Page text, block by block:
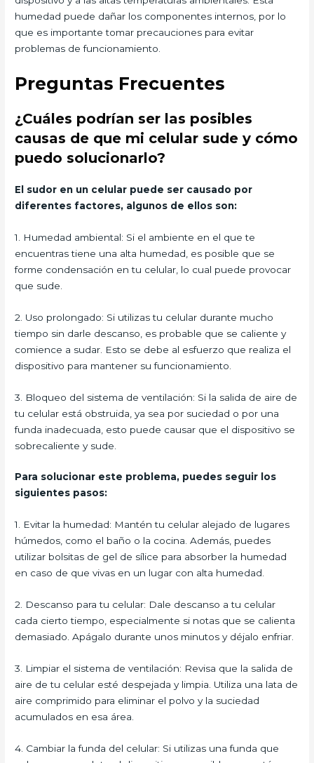
humedad puede dañar los componentes internos, por lo
que es importante tomar precauciones para evitar
problemas de funcionamiento.
Preguntas Frecuentes
¿Cuáles podrían ser las posibles
causas de que mi celular sude y cómo
puedo solucionarlo?
El sudor en un celular puede ser causado por
diferentes factores, algunos de ellos son:
1. Humedad ambiental: Si el ambiente en el que te
encuentras tiene una alta humedad, es posible que se
forme condensación en tu celular, lo cual puede provocar
que sude.
2. Uso prolongado: Si utilizas tu celular durante mucho
tiempo sin darle descanso, es probable que se caliente y
comience a sudar. Esto se debe al esfuerzo que realiza el
dispositivo para mantener su funcionamiento.
3. Bloqueo del sistema de ventilación: Si la salida de aire de
tu celular está obstruida, ya sea por suciedad o por una
funda inadecuada, esto puede causar que el dispositivo se
sobrecaliente y sude.
Para solucionar este problema, puedes seguir los
siguientes pasos:
1. Evitar la humedad: Mantén tu celular alejado de lugares
húmedos, como el baño o la cocina. Además, puedes
utilizar bolsitas de gel de sílice para absorber la humedad
en caso de que vivas en un lugar con alta humedad.
2. Descanso para tu celular: Dale descanso a tu celular
cada cierto tiempo, especialmente si notas que se calienta
demasiado. Apágalo durante unos minutos y déjalo enfriar.
3. Limpiar el sistema de ventilación: Revisa que la salida de
aire de tu celular esté despejada y limpia. Utiliza una lata de
aire comprimido para eliminar el polvo y la suciedad
acumulados en esa área.
4. Cambiar la funda del celular: Si utilizas una funda que